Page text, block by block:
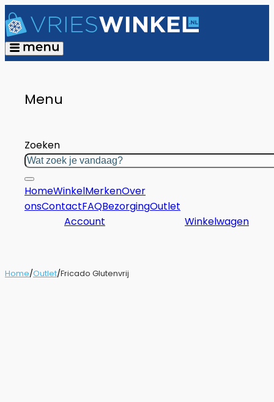
Menu
Zoeken
HomeWinkelMerkenOver
onsContactFAQBezorgingOutlet
Account
Winkelwagen
Home/Outlet/Fricado Glutenvrij